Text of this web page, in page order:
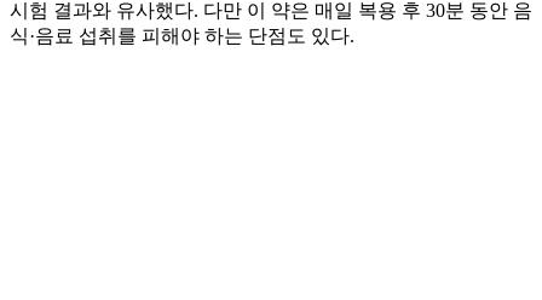
시험 결과와 유사했다. 다만 이 약은 매일 복용 후 30분 동안 음
식·음료 섭취를 피해야 하는 단점도 있다.